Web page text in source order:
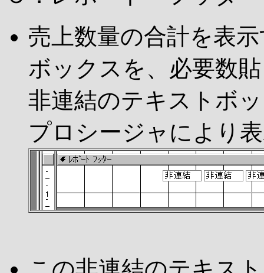
売上数量の合計を表
ボックスを、必要数
非連結のテキストボ
プロシージャにより